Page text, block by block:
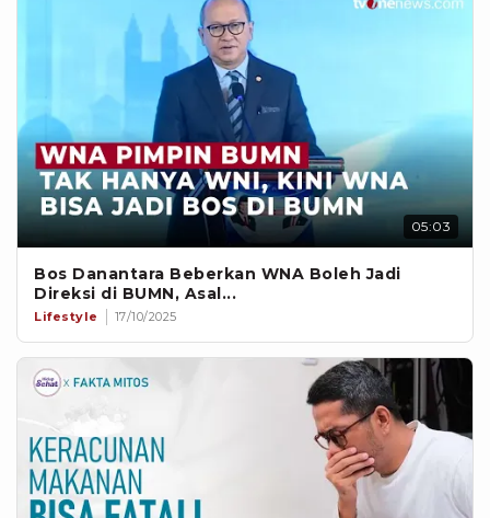
05:03
Bos Danantara Beberkan WNA Boleh Jadi
Direksi di BUMN, Asal...
Lifestyle 17/10/2025